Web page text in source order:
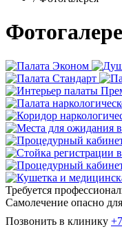
Требуется
Самолечение опасно
Позвонить в клинику